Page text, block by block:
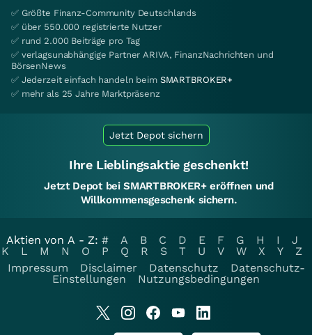
✅ Größte Finanz-Community Deutschlands
✅ über 550.000 registrierte Nutzer
✅ rund 2.000 Beiträge pro Tag
✅ verlagsunabhängige Partner ARIVA, FinanzNachrichten und
BörsenNews
✅ Jederzeit einfach handeln beim SMARTBROKER+
✅ mehr als 25 Jahre Marktpräsenz
Jetzt Depot sichern
Ihre Lieblingsaktie geschenkt!
Jetzt Depot bei SMARTBROKER+ eröffnen und
Willkommensgeschenk sichern.
Aktien von A - Z: # A B C D E F G H I
J
K
L M N O P Q R S T U V W X Y
Z
Impressum
Disclaimer Datenschutz
Datenschutz-
Einstellungen
Nutzungsbedingungen